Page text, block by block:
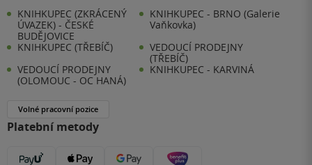
KNIHKUPEC (ZKRÁCENÝ
ÚVAZEK) - ČESKÉ
BUDĚJOVICE
KNIHKUPEC - BRNO (Galerie
Vaňkovka)
KNIHKUPEC (TŘEBÍČ)
VEDOUCÍ PRODEJNY
(TŘEBÍČ)
VEDOUCÍ PRODEJNY
(OLOMOUC - OC HANÁ)
KNIHKUPEC - KARVINÁ
Volné pracovní pozice
Platební metody